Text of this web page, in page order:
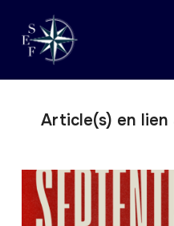
Article(s) en